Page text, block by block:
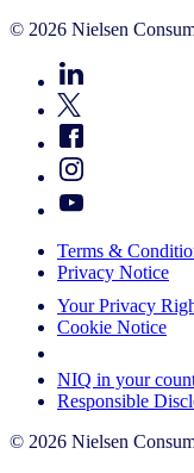
© 2026 Nielsen
Terms &
Privacy Notice
Your Privacy
Cookie Notice
NIQ in your
Responsible
© 2026 Nielsen